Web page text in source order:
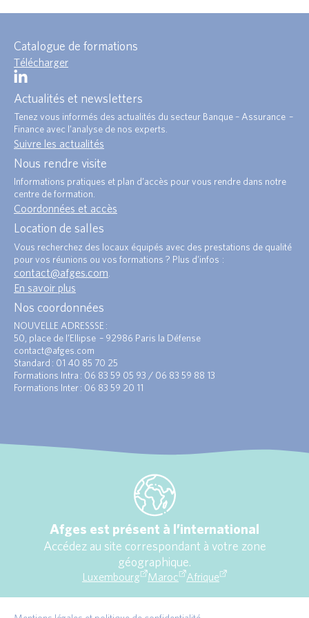
Catalogue de formations
Télécharger
Actualités et newsletters
Tenez vous informés des actualités du secteur Banque – Assurance –
Finance avec l’analyse de nos experts.
Suivre les actualités
Nous rendre visite
Informations pratiques et plan d’accès pour vous rendre dans notre
centre de formation.
Coordonnées et accès
Location de salles
Vous recherchez des locaux équipés avec des prestations de qualité
pour vos réunions ou vos formations ? Plus d’infos :
contact@afges.com
En savoir plus
Nos coordonnées
NOUVELLE ADRESSSE :
50, place de l’Ellipse – 92986 Paris la Défense
contact@afges.com
Standard : 01 40 85 70 25
Formations Intra : 06 83 59 05 93 / 06 83 59 88 13
Formations Inter : 06 83 59 20 11
Afges est présent à l’international
Accédez au site correspondant à votre zone
géographique.
Luxembourg Maroc Afrique